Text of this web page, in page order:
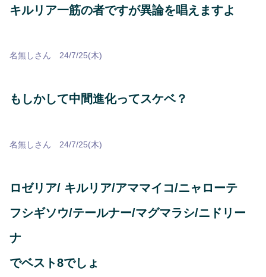
キルリア一筋の者ですが異論を唱えますよ
名無しさん 24/7/25(木)
もしかして中間進化ってスケベ？
名無しさん 24/7/25(木)
ロゼリア/ キルリア/アママイコ/ニャローテ
フシギソウ/テールナー/マグマラシ/ニドリー
ナ
でベスト8でしょ